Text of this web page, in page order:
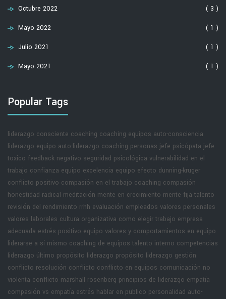
Octubre 2022 ( 3 )
Mayo 2022 ( 1 )
Julio 2021 ( 1 )
Mayo 2021 ( 1 )
Popular Tags
liderazgo consciente coaching coaching equipos auto-consciencia
liderazgo equipo auto-liderazgo coaching personas jefe psicópata jefe
toxico feedback negativo seguridad psicológica vulnerabilidad en el
trabajo confianza equipo excelencia equipo efecto dunning-kruger
conflicto positivo compasión en el trabajo coaching compasión
honestidad radical meditación mente en crecimiento mente fija talento
revisión del rendimiento rrhh evaluación empleados valores personales
valores laborales cultura organizativa como elegir trabajo empresa
adecuada estrés positivo equipo valores y comportamientos en equipo
liderarse a sí mismo coaching de equipos talento interno competencias
liderazgo último propósito liderazgo propósito liderazgo gestión
conflicto resolución conflicto conflicto en equipos comunicación no
violenta conflicto marshall rosenberg principios de liderazgo empatía
compasión vs empatía estrés hablar en publico personalidad auto-